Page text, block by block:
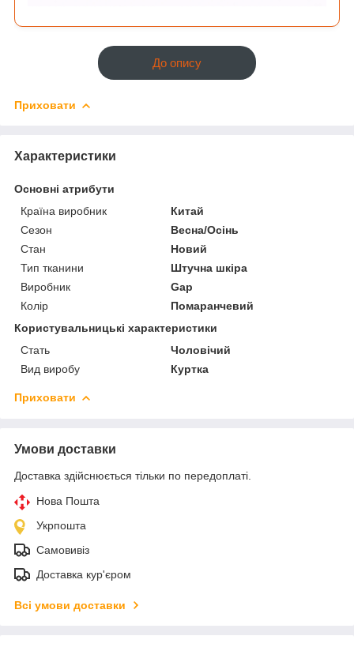
До опису
Приховати
Характеристики
Основні атрибути
Країна виробник
Китай
Сезон
Весна/Осінь
Стан
Новий
Тип тканини
Штучна шкіра
Виробник
Gap
Колір
Помаранчевий
Користувальницькі характеристики
Стать
Чоловічий
Вид виробу
Куртка
Приховати
Умови доставки
Доставка здійснюється тільки по передоплаті.
Нова Пошта
Укрпошта
Самовивіз
Доставка кур'єром
Всі умови доставки